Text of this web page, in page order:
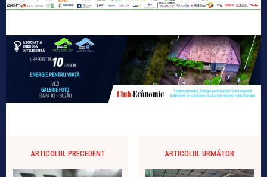
ARTICOLUL PRECEDENT ARTICOLUL URMĂTOR